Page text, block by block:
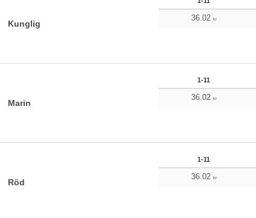
Kunglig
36.02 kr
Marin
1-11
36.02 kr
Röd
1-11
36.02 kr